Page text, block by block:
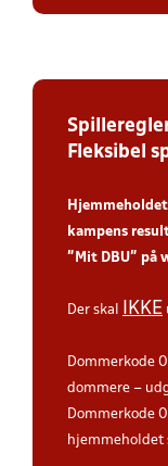
Fleksibel
kampens
”Mit DBU” på
Der skal IKKE
Dommerkode
dommere –
Dommerkode
hjemmeholdet